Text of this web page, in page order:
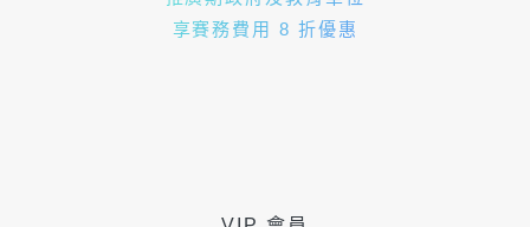
享賽務費用 8 折優惠